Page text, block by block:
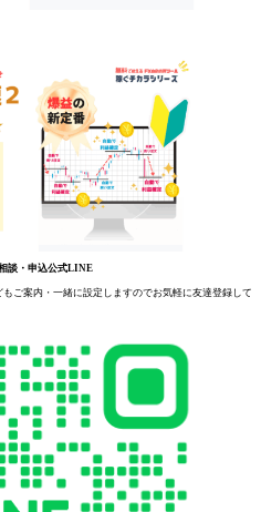
談・申込公式LINE
ご案内・一緒に設定しますのでお気軽に友達登録して